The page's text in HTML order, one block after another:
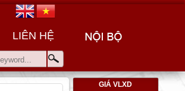
LIÊN HỆ
GIÁ VLXD